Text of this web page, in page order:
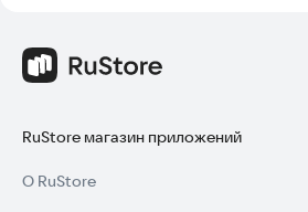
RuStore магазин приложений
О RuStore